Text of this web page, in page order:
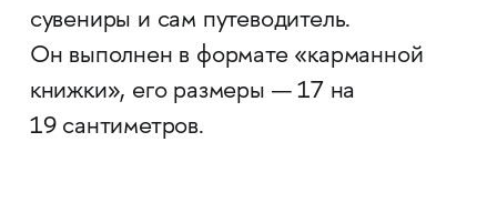
сувениры и сам путеводитель.
Он выполнен в формате «карманной
книжки», его размеры — 17 на
19 сантиметров.